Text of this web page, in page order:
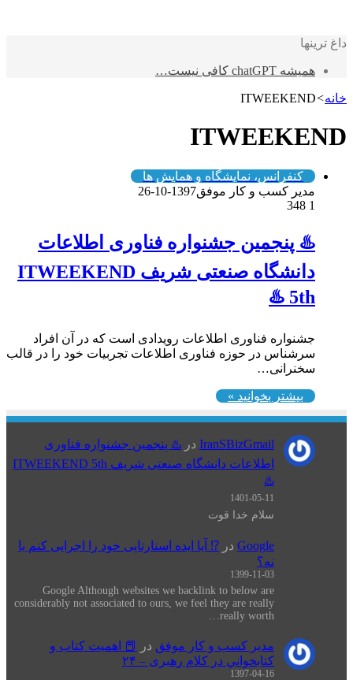
داغ ترینها
همیشه chatGPT کافی نیست…
خانه>
ITWEEKEND
ITWEEKEND
کنفرانس، نمایشگاه و همایش ها
مدیر کسب و کار موفق1397-10-26
1
♨️ پنجمین جشنواره فناوری اطلاعات
دانشگاه صنعتی شریف ITWEEKEND
5th ♨️
جشنواره فناوری اطلاعات رویدادی است که در آن افراد
سرشناس در حوزه فناوری اطلاعات تجربیات خود را در قالب
سخنرانی…
بیشتر بخوانید »
IranSBizGmail در ♨️ پنجمین جشنواره فناوری
اطلاعات دانشگاه صنعتی شریف ITWEEKEND 5th
♨️
1401-05-11
سلام خدا قوت
Google در ⁉️ آیا ایده استارتاپی خود را اجرایی کنم یا
نه؟
1399-11-03
Google Although websites we backlink to below are
considerably not associated to ours, we feel they are really
really worth…
مدیر کسب و کار موفق در
📕 اهميت كتاب و
كتابخواني در كلام رهبری – ۲۴
1397-04-16